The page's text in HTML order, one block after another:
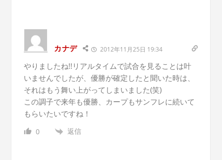
カナデ 2012年11月25日 19:34
やりましたね!!リアルタイムで試合を見ることは叶
いませんでしたが、優勝が確定したと聞いた時は、
それはもう舞い上がってしまいました(笑)
この調子で来年も優勝、カープもサンフレに続いて
もらいたいですね！
0 返信